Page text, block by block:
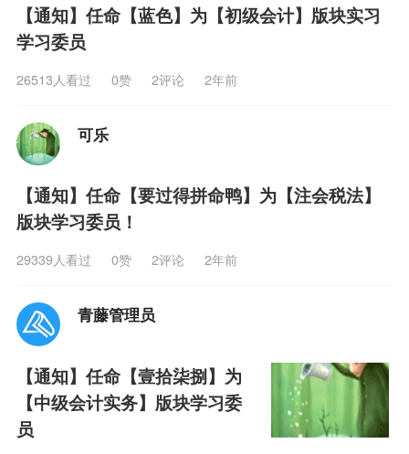
【通知】任命【蓝色】为【初级会计】版块实习
学习委员
26513人看过 0赞 2评论 2年前
可乐
【通知】任命【要过得拼命鸭】为【注会税法】
版块学习委员！
29339人看过 0赞 2评论 2年前
青藤管理员
【通知】任命【壹拾柒捌】为
【中级会计实务】版块学习委
员